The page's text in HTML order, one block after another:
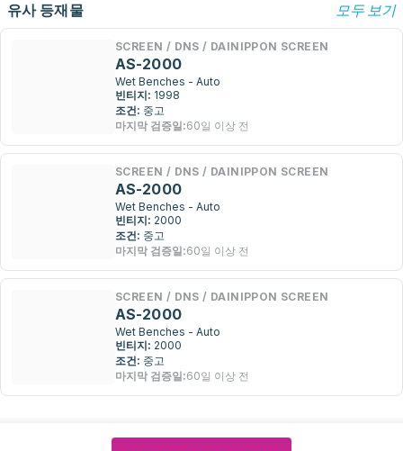
유사 등재물 모두 보기
SCREEN / DNS / DAINIPPON SCREEN
AS-2000
Wet Benches - Auto
빈티지: 1998
조건: 중고
마지막 검증일:60일 이상 전
SCREEN / DNS / DAINIPPON SCREEN
AS-2000
Wet Benches - Auto
빈티지: 2000
조건: 중고
마지막 검증일:60일 이상 전
SCREEN / DNS / DAINIPPON SCREEN
AS-2000
Wet Benches - Auto
빈티지: 2000
조건: 중고
마지막 검증일:60일 이상 전